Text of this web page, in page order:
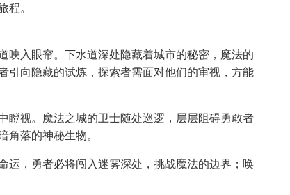
。
映入眼帘。下水道深处隐藏着城市的秘密，魔法的
引向隐藏的试炼，探索者需面对他们的审视，方能
瞪视。魔法之城的卫士随处巡逻，层层阻碍勇敢者
落的神秘生物。
运，勇者必将闯入迷雾深处，挑战魔法的边界；唤